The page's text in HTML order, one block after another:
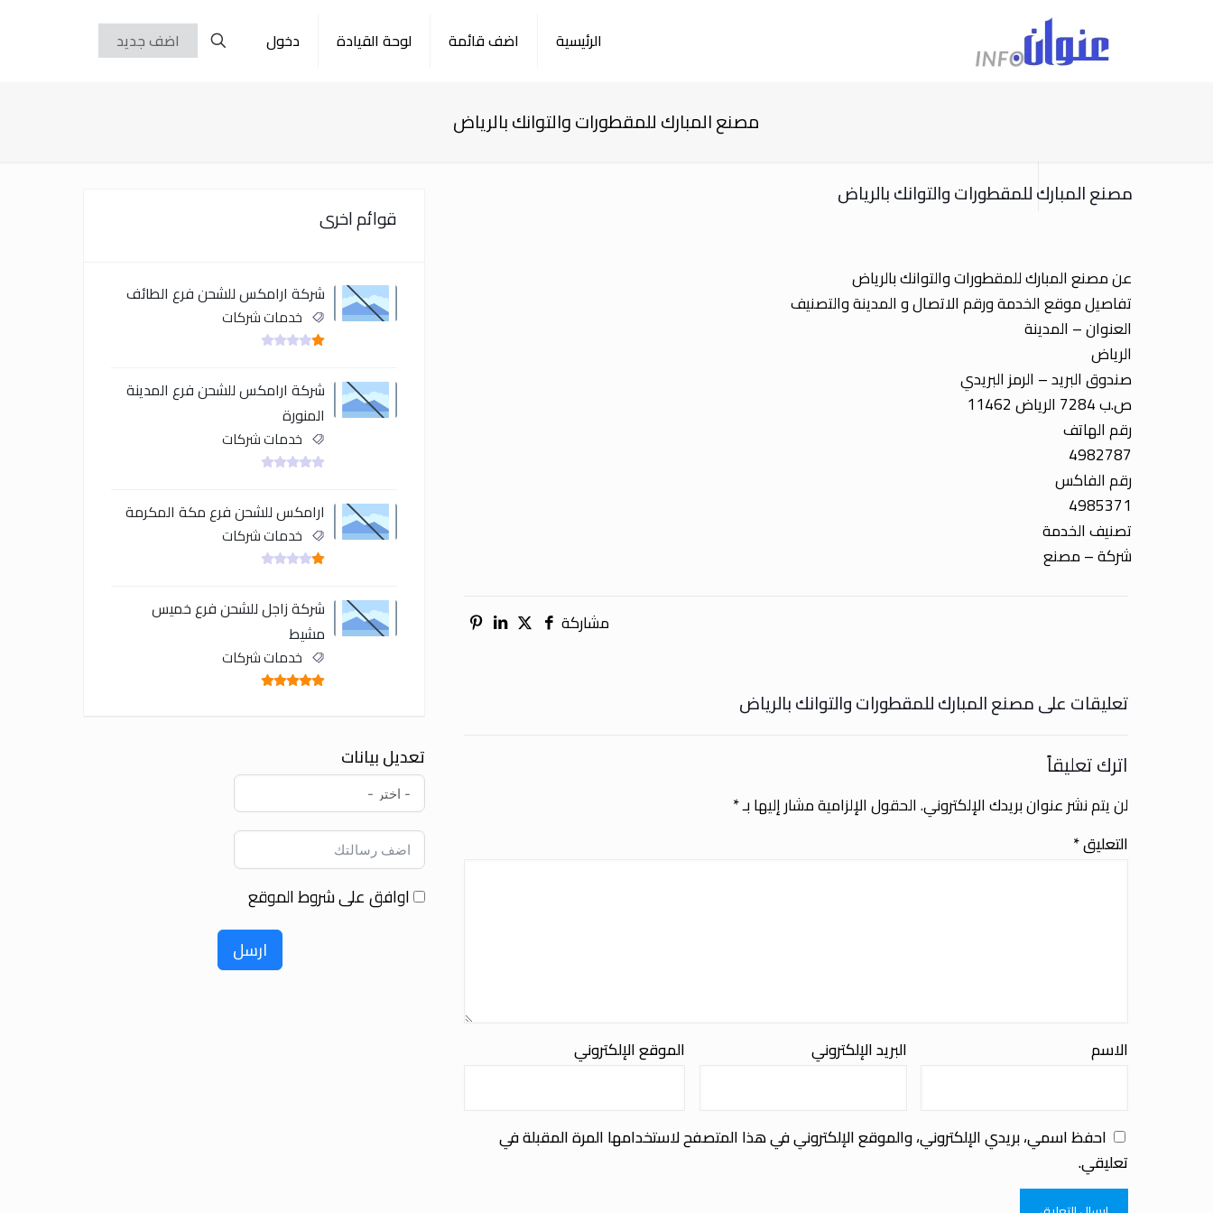
الرئيسية اضف قائمة لوحة القيادة دخول اضف جديد
مصنع المبارك للمقطورات والتوانك بالرياض
مصنع المبارك للمقطورات والتوانك بالرياض
عن مصنع المبارك للمقطورات والتوانك بالرياض
تفاصيل موقع الخدمة ورقم الاتصال و المدينة والتصنيف
العنوان – المدينة
الرياض
صندوق البريد – الرمز البريدي
ص.ب 7284 الرياض 11462
رقم الهاتف
4982787
رقم الفاكس
4985371
تصنيف الخدمة
شركة – مصنع
مشاركة
تعليقات على مصنع المبارك للمقطورات والتوانك بالرياض
اترك تعليقاً
لن يتم نشر عنوان بريدك الإلكتروني.الحقول الإلزامية مشار إليها بـ*
التعليق*
الاسم البريد الإلكتروني الموقع الإلكتروني
احفظ اسمي، بريدي الإلكتروني، والموقع الإلكتروني في هذا المتصفح لاستخدامها المرة المقبلة في
تعليقي.
قوائم اخرى
شركة ارامكس للشحن فرع الطائف
خدمات شركات
شركة ارامكس للشحن فرع المدينة
المنورة
خدمات شركات
ارامكس للشحن فرع مكة المكرمة
خدمات شركات
شركة زاجل للشحن فرع خميس
مشيط
خدمات شركات
تعديل بيانات
اوافق على شروط الموقع
ارسل